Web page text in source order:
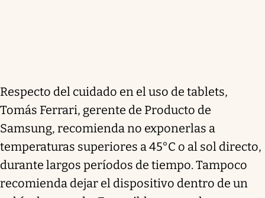
Respecto del cuidado en el uso de tablets,
Tomás Ferrari, gerente de Producto de
Samsung, recomienda no exponerlas a
temperaturas superiores a 45°C o al sol directo,
durante largos períodos de tiempo. Tampoco
recomienda dejar el dispositivo dentro de un